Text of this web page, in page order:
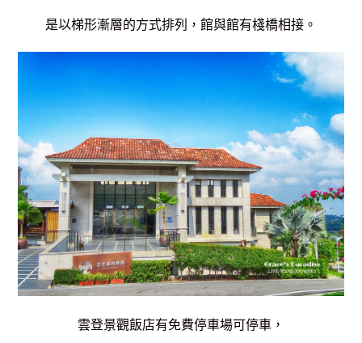
是以梯形漸層的方式排列，館與館有棧橋相接。
雲登景觀飯店有免費停車場可停車，